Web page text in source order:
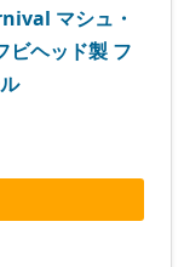
マシュ・
ビヘッド製 フ